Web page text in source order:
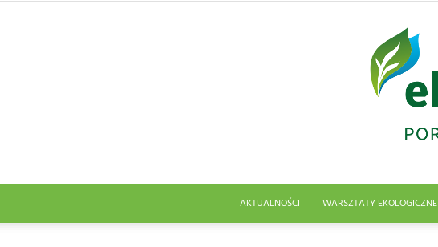
AKTUALNOŚCI WARSZTATY EKOLOGICZNE